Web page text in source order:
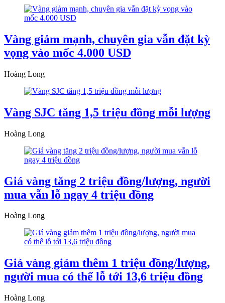
Vàng giảm mạnh, chuyên gia vẫn đặt kỳ
vọng vào mốc 4.000 USD
Hoàng Long
Vàng SJC tăng 1,5 triệu đồng mỗi lượng
Hoàng Long
Giá vàng tăng 2 triệu đồng/lượng, người
mua vẫn lỗ ngay 4 triệu đồng
Hoàng Long
Giá vàng giảm thêm 1 triệu đồng/lượng,
người mua có thể lỗ tới 13,6 triệu đồng
Hoàng Long